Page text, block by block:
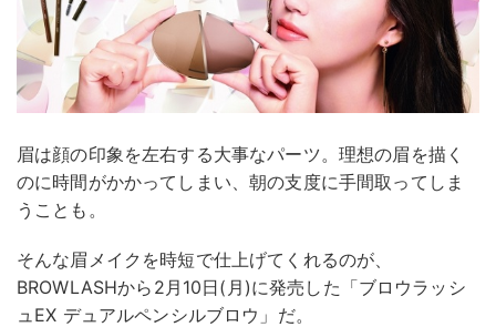
眉は顔の印象を左右する大事なパーツ。理想の眉を描く
のに時間がかかってしまい、朝の支度に手間取ってしま
うことも。
そんな眉メイクを時短で仕上げてくれるのが、
BROWLASHから2月10日(月)に発売した「ブロウラッシ
ュEX デュアルペンシルブロウ」だ。